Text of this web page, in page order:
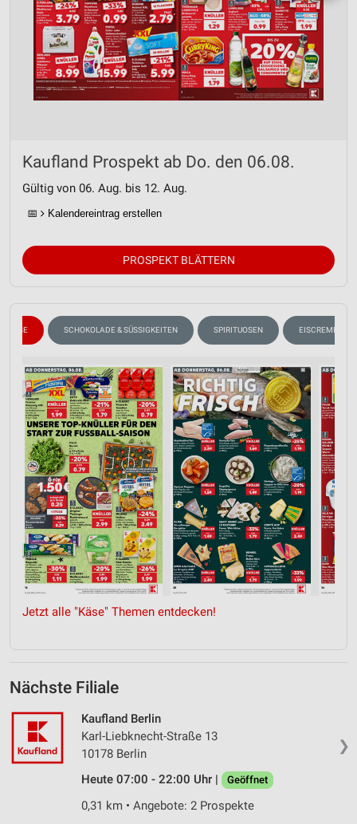
Kaufland Prospekt ab Do. den 06.08.
Gültig von 06. Aug. bis 12. Aug.
📅 Kalendereintrag erstellen
PROSPEKT BLÄTTERN
KÄSE SCHOKOLADE & SÜSSIGKEITEN SPIRITUOSEN EISCREME
Jetzt alle "Käse" Themen entdecken!
Nächste Filiale
❯
Kaufland Berlin
Karl-Liebknecht-Straße 13
10178 Berlin
Heute 07:00 - 22:00 Uhr |
Geöffnet
0,31 km • Angebote: 2 Prospekte